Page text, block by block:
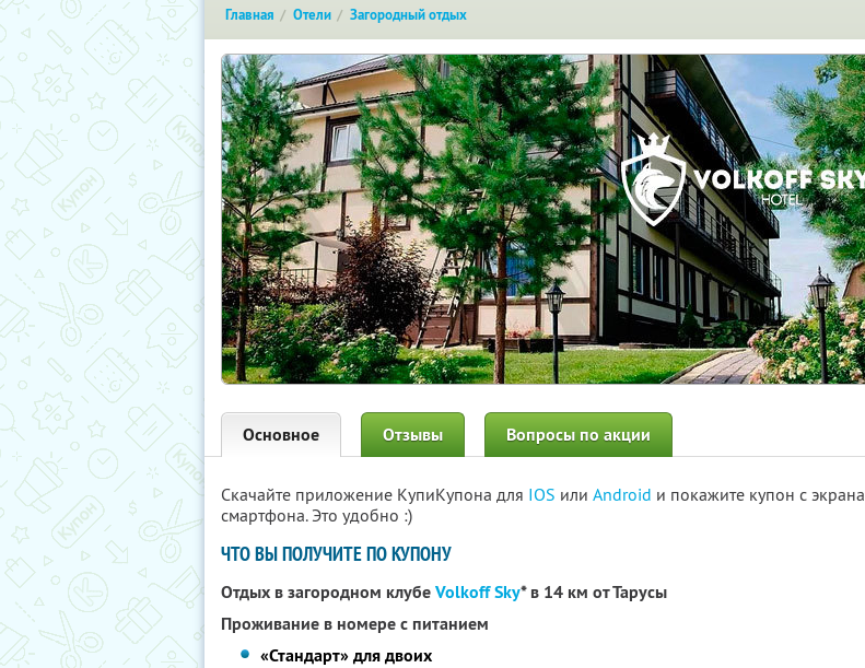
Главная Отели Загородный отдых
Основное Отзывы Вопросы по акции
Скачайте приложение КупиКупона для IOS или Android и покажите купон с экрана
смартфона. Это удобно :)
ЧТО ВЫ ПОЛУЧИТЕ ПО КУПОНУ
Отдых в загородном клубеVolkoff Sky* в 14 км от Тарусы
Проживание в номере с питанием
«Стандарт» для двоих